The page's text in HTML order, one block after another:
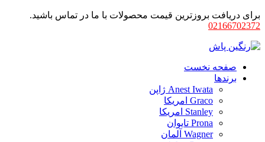
برای دریافت بروزترین قیمت محصولات با ما در تماس باشید.
02166702372
صفحه نخست
برندها
Anest Iwata ژاپن
Graco امریکا
Stanley امریکا
Prona تایوان
Wagner آلمان